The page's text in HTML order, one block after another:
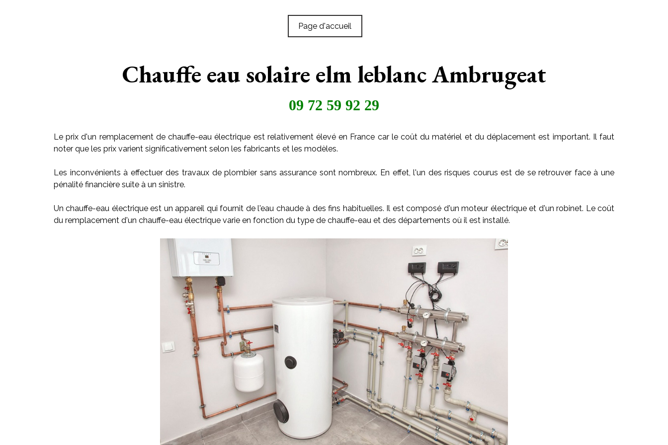
Page d'accueil
Chauffe eau solaire elm leblanc Ambrugeat
09 72 59 92 29
Le prix d'un remplacement de chauffe-eau électrique est relativement élevé en France car le coût du matériel et du déplacement est important. Il faut
noter que les prix varient significativement selon les fabricants et les modèles.
Les inconvénients à effectuer des travaux de plombier sans assurance sont nombreux. En effet, l'un des risques courus est de se retrouver face à une
pénalité financière suite à un sinistre.
Un chauffe-eau électrique est un appareil qui fournit de l'eau chaude à des fins habituelles. Il est composé d'un moteur électrique et d'un robinet. Le coût
du remplacement d'un chauffe-eau électrique varie en fonction du type de chauffe-eau et des départements où il est installé.